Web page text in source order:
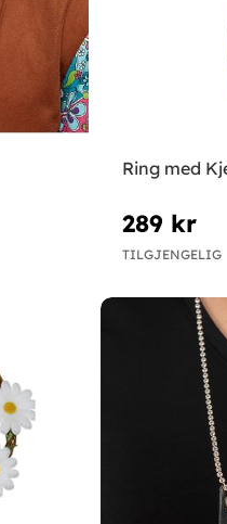
Ring med
289 kr
TILGJENGELIG